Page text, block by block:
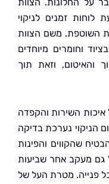
לניקוי
משם הצוות
מיוחדים
וזאת תוך
והקפדה
נערכת בדיקה
והפינות
אחר שביעות
מטרת העל של